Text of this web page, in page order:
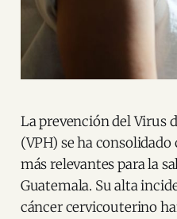
La prevención del Virus
(VPH) se ha
más relevantes para la
Guatemala. Su alta
cáncer cervicouterino